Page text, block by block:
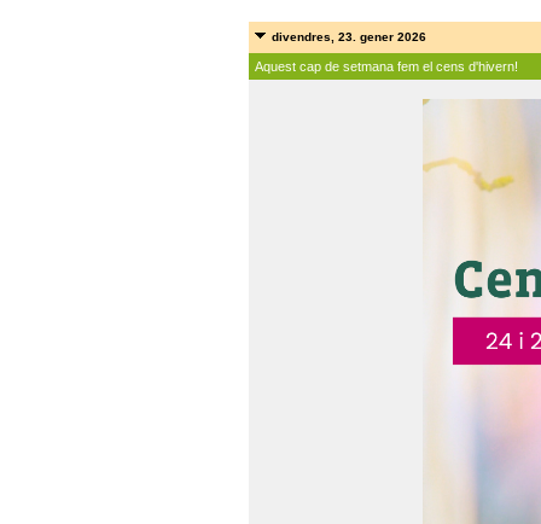
divendres, 23. gener 2026
Aquest cap de setmana fem el cens d'hivern!